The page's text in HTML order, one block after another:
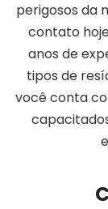
perigosos da
contato
anos de
tipos de
você conta